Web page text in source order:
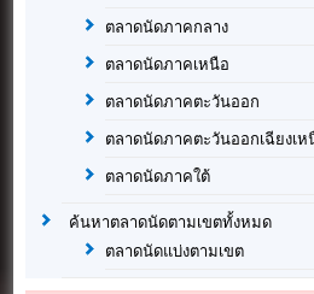
ตลาดนัดภาคกลาง
ตลาดนัดภาคเหนือ
ตลาดนัดภาคตะวันออก
ตลาดนัดภาคตะวันออกเฉียงเห
ตลาดนัดภาคใต้
ค้นหาตลาดนัดตามเขตทั้งหมด
ตลาดนัดแบ่งตามเขต